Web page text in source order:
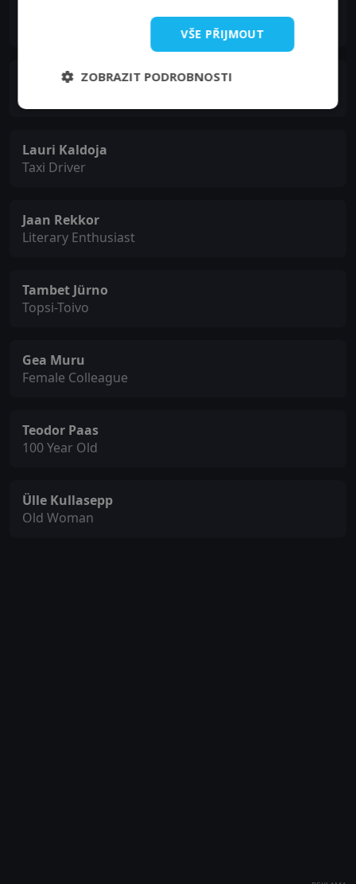
Volli Käro
Lauri Kaldoja
Taxi Driver
Jaan Rekkor
Literary Enthusiast
Tambet Jürno
Topsi-Toivo
Gea Muru
Female Colleague
Teodor Paas
100 Year Old
Ülle Kullasepp
Old Woman
VŠE PŘIJMOUT
ZOBRAZIT PODROBNOSTI